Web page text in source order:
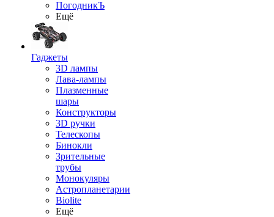
ПогодникЪ
Ещё
Гаджеты
3D лампы
Лава-лампы
Плазменные
шары
Конструкторы
3D ручки
Телескопы
Бинокли
Зрительные
трубы
Монокуляры
Астропланетарии
Biolite
Ещё